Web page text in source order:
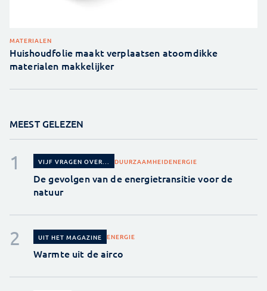
MATERIALEN
Huishoudfolie maakt verplaatsen atoomdikke
materialen makkelijker
MEEST GELEZEN
VIJF VRAGEN OVER... DUURZAAMHEIDENERGIE
De gevolgen van de energietransitie voor de
natuur
UIT HET MAGAZINE ENERGIE
Warmte uit de airco